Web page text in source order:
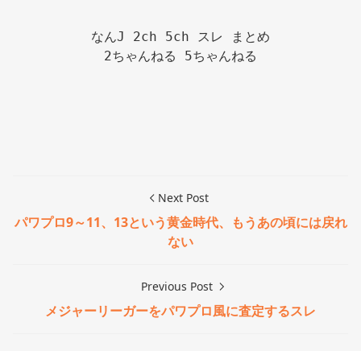
なんJ 2ch 5ch スレ まとめ
2ちゃんねる 5ちゃんねる
Next Post
パワプロ9～11、13という黄金時代、もうあの頃には戻れ
ない
Previous Post
メジャーリーガーをパワプロ風に査定するスレ